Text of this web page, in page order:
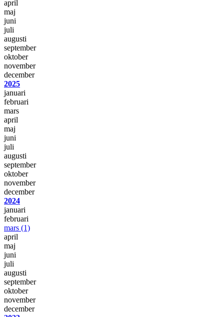
april
maj
juni
juli
augusti
september
oktober
november
december
2025
januari
februari
mars
april
maj
juni
juli
augusti
september
oktober
november
december
2024
januari
februari
mars (1)
april
maj
juni
juli
augusti
september
oktober
november
december